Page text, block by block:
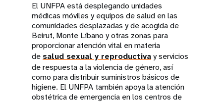
El UNFPA está desplegando unidades
médicas móviles y equipos de salud en las
comunidades desplazadas y de acogida de
Beirut, Monte Líbano y otras zonas para
proporcionar atención vital en materia
de salud sexual y reproductivay servicios
de respuesta a la violencia de género, así
como para distribuir suministros básicos de
higiene. El UNFPA también apoya la atención
obstétrica de emergencia en los centros de